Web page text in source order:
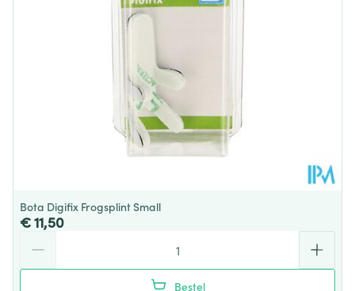
Bota Digifix Frogsplint Small
€ 11,50
Bestel